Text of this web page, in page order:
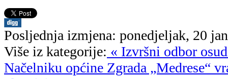
Posljednja izmjena: ponedjeljak, 20
Više iz kategorije: « Izvršni odbor
Načelniku općine Zgrada „Medrese“